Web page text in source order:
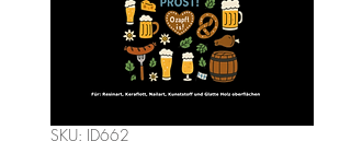
SKU: ID662